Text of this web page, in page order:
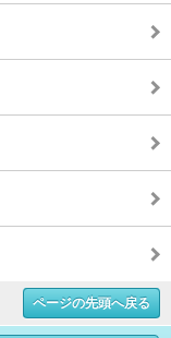
ページの先頭へ戻る